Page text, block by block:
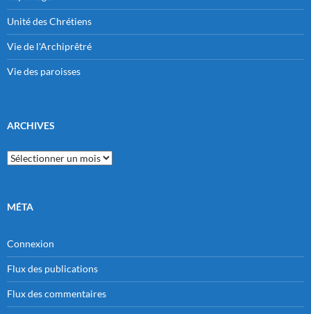
Unité des Chrétiens
Vie de l'Archiprêtré
Vie des paroisses
ARCHIVES
Archives
MÉTA
Connexion
Flux des publications
Flux des commentaires